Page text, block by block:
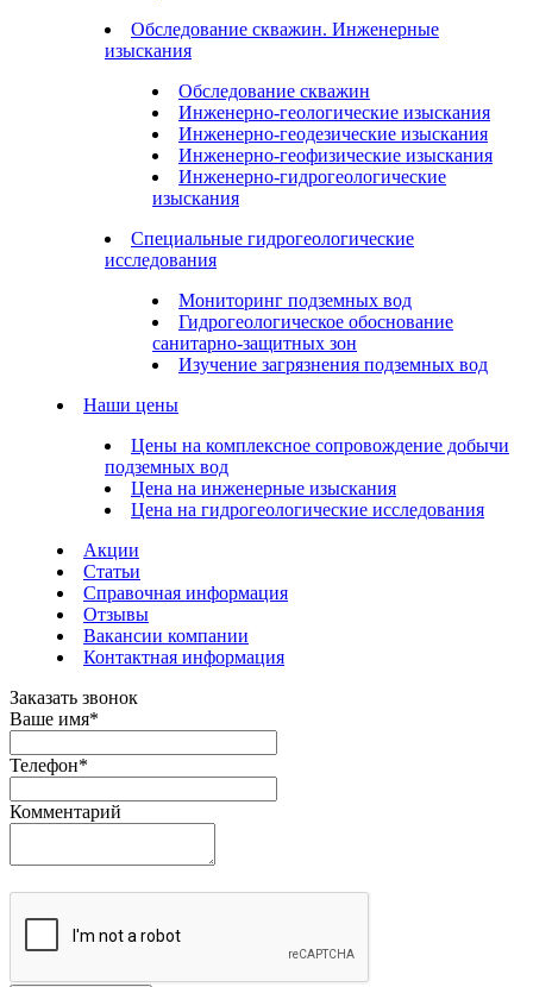
Обследование скважин. Инженерные
изыскания
Обследование скважин
Инженерно-геологические изыскания
Инженерно-геодезические изыскания
Инженерно-геофизические изыскания
Инженерно-гидрогеологические
изыскания
Специальные гидрогеологические
исследования
Мониторинг подземных вод
Гидрогеологическое обоснование
санитарно-защитных зон
Изучение загрязнения подземных вод
Наши цены
Цены на комплексное сопровождение добычи
подземных вод
Цена на инженерные изыскания
Цена на гидрогеологические исследования
Акции
Статьи
Справочная информация
Отзывы
Вакансии компании
Контактная информация
Заказать звонок
Ваше имя*
Телефон*
Комментарий